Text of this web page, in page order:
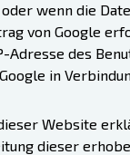
wenn die
von Google
Adresse des
in
Website
dieser